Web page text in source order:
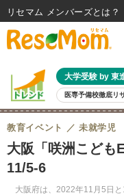
大学受験 by 東
医専予備校徹底リ
親子で考える大学選び 高校
共通テスト 夏休み 8月
8月開催イベント・WS 全国
自由研究教材（小学生向け）
大阪「咲洲こども
11/5-6
大阪府は、2022年11月5日と
教育イベント 未就学児
リセマム メンバーズ